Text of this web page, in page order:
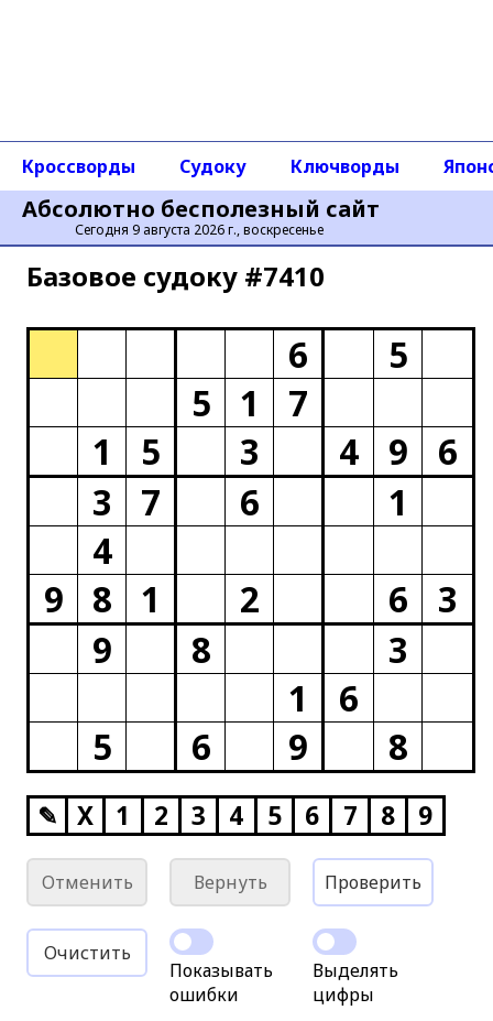
Абсолютно бесполезный сайт
Сегодня 9 августа 2026 г., воскресенье
Кроссворды Судоку Ключворды
Базовое cудоку #7410
6
5
5
1
7
1
5 3 4 9
6
3
7 6
1
4
9
8 1 2 6
3
9
8
3
1
6
5
6 9 8
✎ X 1 2 3 4 5 6 7 8 9
Отменить Вернуть Проверить
Очистить
Показывать
ошибки
Выделять
цифры